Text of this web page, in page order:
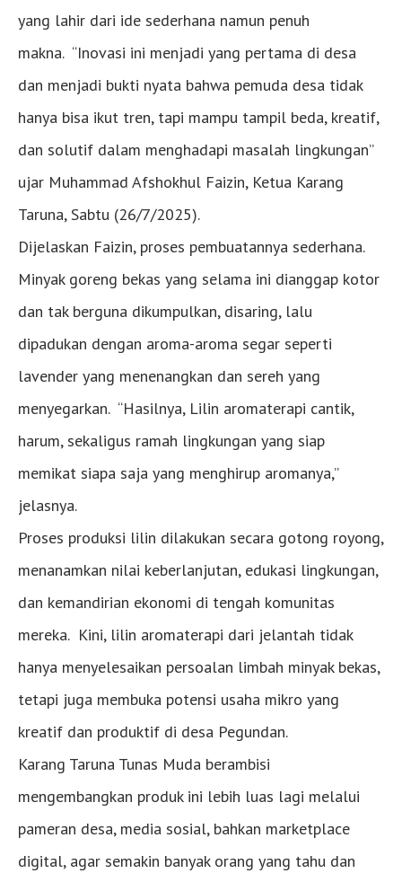
yang lahir dari ide sederhana namun penuh
makna. “Inovasi ini menjadi yang pertama di desa
dan menjadi bukti nyata bahwa pemuda desa tidak
hanya bisa ikut tren, tapi mampu tampil beda, kreatif,
dan solutif dalam menghadapi masalah lingkungan”
ujar Muhammad Afshokhul Faizin, Ketua Karang
Taruna, Sabtu (26/7/2025).
Dijelaskan Faizin, proses pembuatannya sederhana.
Minyak goreng bekas yang selama ini dianggap kotor
dan tak berguna dikumpulkan, disaring, lalu
dipadukan dengan aroma-aroma segar seperti
lavender yang menenangkan dan sereh yang
menyegarkan. “Hasilnya, Lilin aromaterapi cantik,
harum, sekaligus ramah lingkungan yang siap
memikat siapa saja yang menghirup aromanya,”
jelasnya.
Proses produksi lilin dilakukan secara gotong royong,
menanamkan nilai keberlanjutan, edukasi lingkungan,
dan kemandirian ekonomi di tengah komunitas
mereka. Kini, lilin aromaterapi dari jelantah tidak
hanya menyelesaikan persoalan limbah minyak bekas,
tetapi juga membuka potensi usaha mikro yang
kreatif dan produktif di desa Pegundan.
Karang Taruna Tunas Muda berambisi
mengembangkan produk ini lebih luas lagi melalui
pameran desa, media sosial, bahkan marketplace
digital, agar semakin banyak orang yang tahu dan